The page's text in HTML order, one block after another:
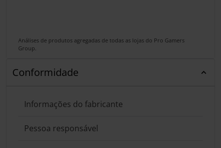
Análises de produtos agregadas de todas as lojas do Pro Gamers
Group.
Conformidade
Informações do fabricante
Pessoa responsável